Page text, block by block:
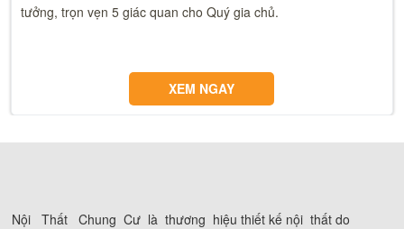
tưởng, trọn vẹn 5 giác quan cho Quý gia chủ.
XEM NGAY
Nội Thất Chung Cư là thương hiệu thiết kế nội thất do